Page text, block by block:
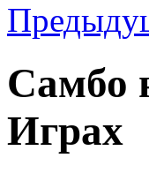
Самбо
Играх